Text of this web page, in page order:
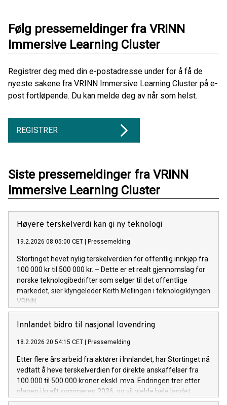
Følg pressemeldinger fra VRINN
Immersive Learning Cluster
Registrer deg med din e-postadresse under for å få de
nyeste sakene fra VRINN Immersive Learning Cluster på e-
post fortløpende. Du kan melde deg av når som helst.
REGISTRER
Siste pressemeldinger fra VRINN
Immersive Learning Cluster
Høyere terskelverdi kan gi ny teknologi
19.2.2026 08:05:00 CET | Pressemelding
Stortinget hevet nylig terskelverdien for offentlig innkjøp fra
100 000 kr til 500 000 kr. – Dette er et realt gjennomslag for
norske teknologibedrifter som selger til det offentlige
markedet, sier klyngeleder Keith Mellingen i teknologiklyngen
VRINN.
Innlandet bidro til nasjonal lovendring
18.2.2026 20:54:15 CET | Pressemelding
Etter flere års arbeid fra aktører i Innlandet, har Stortinget nå
vedtatt å heve terskelverdien for direkte anskaffelser fra
100.000 til 500.000 kroner ekskl. mva. Endringen trer etter
planen i kraft sommeren 2026, og vil gjelde hele landet.